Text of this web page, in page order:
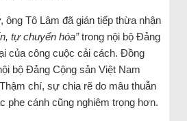
Tô Lâm đã gián tiếp thừa nhận
tự chuyển hóa”trong nội bộ Đảng
của công cuộc cải cách. Đồng
bộ Đảng Cộng sản Việt Nam
chí, sự chia rẽ do mâu thuẫn
phe cánh cũng nghiêm trọng hơn.